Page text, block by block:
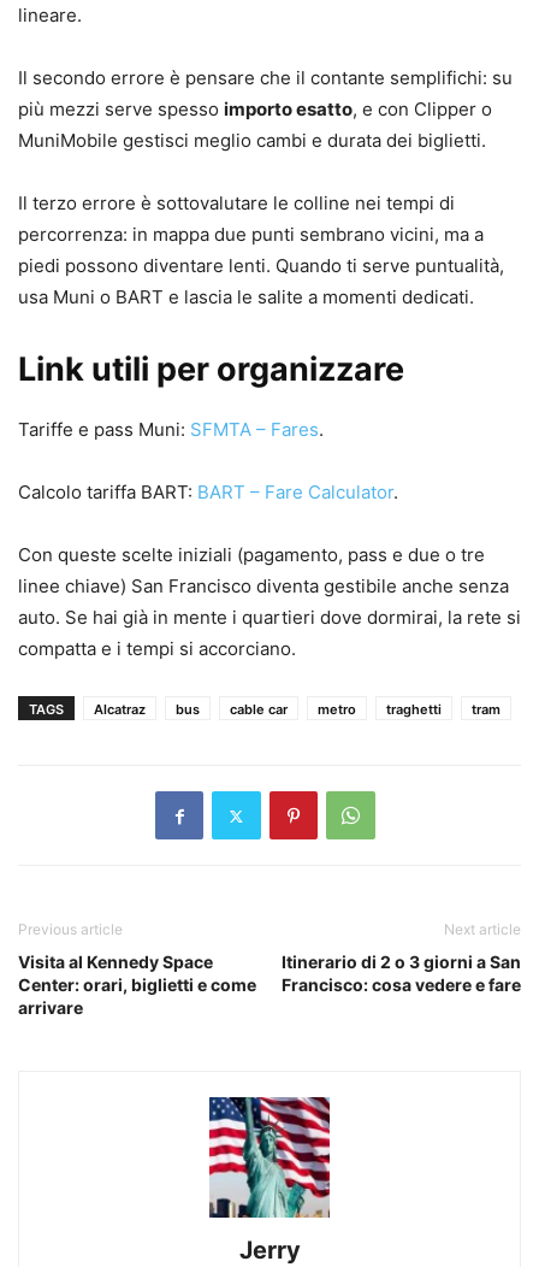
lineare.
Il secondo errore è pensare che il contante semplifichi: su
più mezzi serve spesso importo esatto, e con Clipper o
MuniMobile gestisci meglio cambi e durata dei biglietti.
Il terzo errore è sottovalutare le colline nei tempi di
percorrenza: in mappa due punti sembrano vicini, ma a
piedi possono diventare lenti. Quando ti serve puntualità,
usa Muni o BART e lascia le salite a momenti dedicati.
Link utili per organizzare
Tariffe e pass Muni: SFMTA – Fares.
Calcolo tariffa BART: BART – Fare Calculator.
Con queste scelte iniziali (pagamento, pass e due o tre
linee chiave) San Francisco diventa gestibile anche senza
auto. Se hai già in mente i quartieri dove dormirai, la rete si
compatta e i tempi si accorciano.
TAGS Alcatraz bus cable car metro traghetti tram
Previous article
Visita al Kennedy Space
Center: orari, biglietti e come
arrivare
Next article
Itinerario di 2 o 3 giorni a San
Francisco: cosa vedere e fare
Jerry